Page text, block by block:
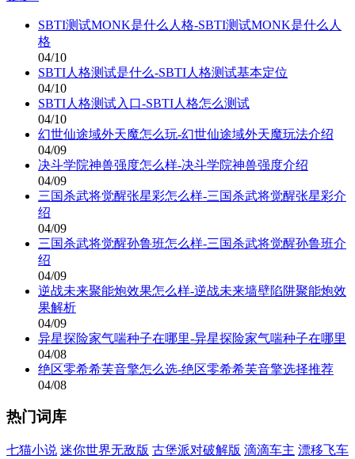
SBTI测试MONK是什么人格-SBTI测试MONK是什么人
格
04/10
SBTI人格测试是什么-SBTI人格测试基本定位
04/10
SBTI人格测试入口-SBTI人格怎么测试
04/10
幻世仙途域外天魔怎么玩-幻世仙途域外天魔玩法介绍
04/09
决斗学院神兽强度怎么样-决斗学院神兽强度介绍
04/09
三国杀武将觉醒张星彩怎么样-三国杀武将觉醒张星彩介
绍
04/09
三国杀武将觉醒孙鲁班怎么样-三国杀武将觉醒孙鲁班介
绍
04/09
逆战未来聚能炮效果怎么样-逆战未来墙壁陷阱聚能炮效
果解析
04/09
异星探险家气喘种子在哪里-异星探险家气喘种子在哪里
04/08
绝区零希希芙音擎怎么选-绝区零希希芙音擎选择推荐
04/08
热门词库
七猫小说 迷你世界无敌版 古堡派对破解版 滴滴车主 漂移飞车